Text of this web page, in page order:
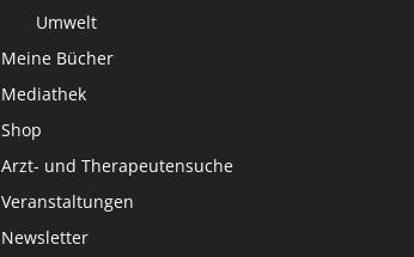
Umwelt
Meine Bücher
Mediathek
Shop
Arzt- und Therapeutensuche
Veranstaltungen
Newsletter